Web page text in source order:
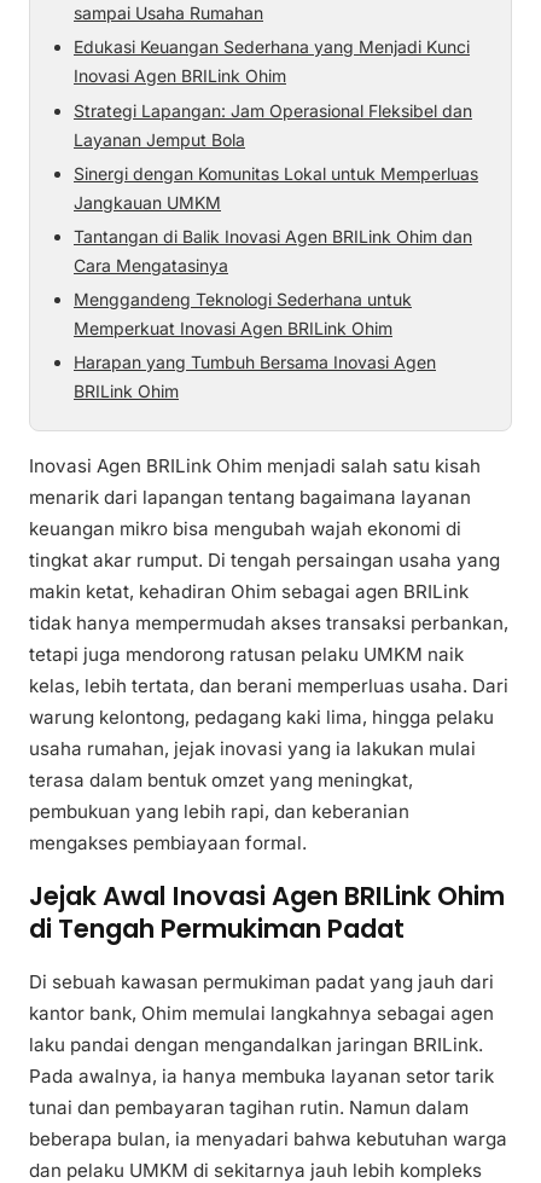
sampai Usaha Rumahan
Edukasi Keuangan Sederhana yang Menjadi Kunci
Inovasi Agen BRILink Ohim
Strategi Lapangan: Jam Operasional Fleksibel dan
Layanan Jemput Bola
Sinergi dengan Komunitas Lokal untuk Memperluas
Jangkauan UMKM
Tantangan di Balik Inovasi Agen BRILink Ohim dan
Cara Mengatasinya
Menggandeng Teknologi Sederhana untuk
Memperkuat Inovasi Agen BRILink Ohim
Harapan yang Tumbuh Bersama Inovasi Agen
BRILink Ohim
Inovasi Agen BRILink Ohim menjadi salah satu kisah
menarik dari lapangan tentang bagaimana layanan
keuangan mikro bisa mengubah wajah ekonomi di
tingkat akar rumput. Di tengah persaingan usaha yang
makin ketat, kehadiran Ohim sebagai agen BRILink
tidak hanya mempermudah akses transaksi perbankan,
tetapi juga mendorong ratusan pelaku UMKM naik
kelas, lebih tertata, dan berani memperluas usaha. Dari
warung kelontong, pedagang kaki lima, hingga pelaku
usaha rumahan, jejak inovasi yang ia lakukan mulai
terasa dalam bentuk omzet yang meningkat,
pembukuan yang lebih rapi, dan keberanian
mengakses pembiayaan formal.
Jejak Awal Inovasi Agen BRILink Ohim
di Tengah Permukiman Padat
Di sebuah kawasan permukiman padat yang jauh dari
kantor bank, Ohim memulai langkahnya sebagai agen
laku pandai dengan mengandalkan jaringan BRILink.
Pada awalnya, ia hanya membuka layanan setor tarik
tunai dan pembayaran tagihan rutin. Namun dalam
beberapa bulan, ia menyadari bahwa kebutuhan warga
dan pelaku UMKM di sekitarnya jauh lebih kompleks